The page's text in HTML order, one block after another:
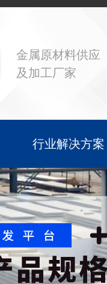
金属原材料供应
及加工厂家
行业解决方案